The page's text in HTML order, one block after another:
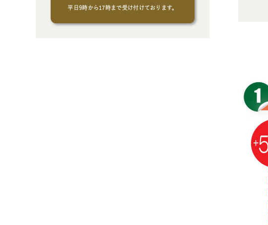
平日9時から17時まで受け付けております。